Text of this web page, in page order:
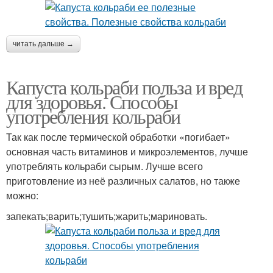
читать дальше →
Капуста кольраби польза и вред
для здоровья. Способы
употребления кольраби
Так как после термической обработки «погибает»
основная часть витаминов и микроэлементов, лучше
употреблять кольраби сырым. Лучше всего
приготовление из неё различных салатов, но также
можно:
запекать;варить;тушить;жарить;мариновать.